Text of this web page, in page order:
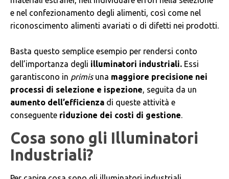
e nel confezionamento degli alimenti, così come nel
riconoscimento alimenti avariati o di difetti nei prodotti.
Basta questo semplice esempio per rendersi conto
dell’importanza degli illuminatori industriali. Essi
garantiscono in primisuna maggiore precisione nei
processi di selezione e ispezione, seguita da un
aumento dell’efficienza di queste attività e
conseguente riduzione dei costi di gestione.
Cosa sono gli Illuminatori
Industriali?